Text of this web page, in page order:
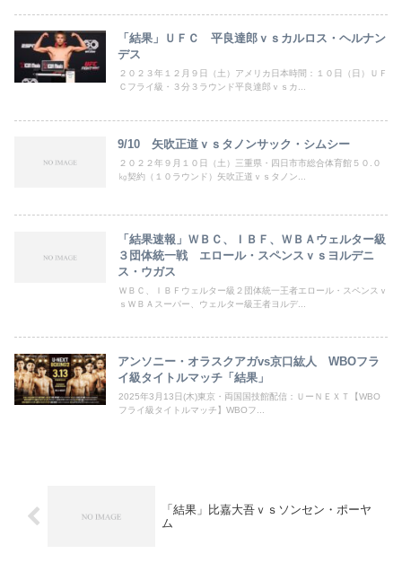
「結果」ＵＦＣ 平良達郎ｖｓカルロス・ヘルナン
デス
２０２３年１２月９日（土）アメリカ日本時間：１０日（日）ＵＦ
Ｃフライ級・３分３ラウンド平良達郎ｖｓカ...
9/10 矢吹正道ｖｓタノンサック・シムシー
２０２２年９月１０日（土）三重県・四日市市総合体育館５０.０
㎏契約（１０ラウンド）矢吹正道ｖｓタノン...
「結果速報」ＷＢＣ、ＩＢＦ、ＷＢＡウェルター級
３団体統一戦 エロール・スペンスｖｓヨルデニ
ス・ウガス
ＷＢＣ、ＩＢＦウェルター級２団体統一王者エロール・スペンスｖ
ｓＷＢＡスーパー、ウェルター級王者ヨルデ...
アンソニー・オラスクアガvs京口紘人 WBOフラ
イ級タイトルマッチ「結果」
2025年3月13日(木)東京・両国国技館配信：ＵーＮＥＸＴ【WBO
フライ級タイトルマッチ】WBOフ...
「結果」比嘉大吾ｖｓソンセン・ポーヤ
ム